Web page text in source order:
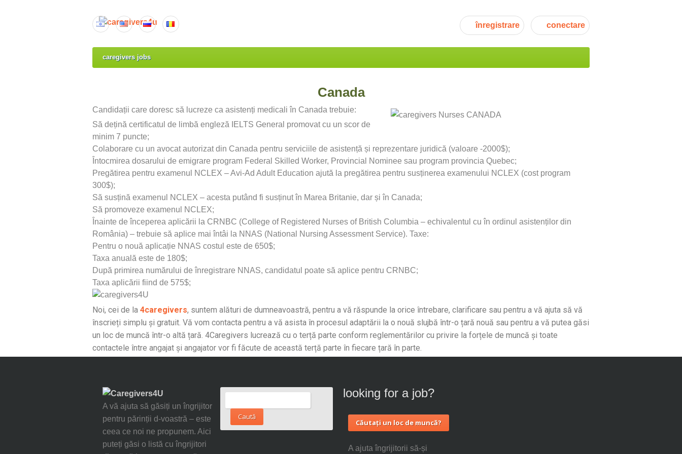
înregistrare conectare
caregivers jobs
Canada
Candidații care doresc să lucreze ca asistenți medicali în Canada trebuie:
Să dețină certificatul de limbă engleză IELTS General promovat cu un scor de
minim 7 puncte;
Colaborare cu un avocat autorizat din Canada pentru serviciile de asistență și reprezentare juridică (valoare -2000$);
Întocmirea dosarului de emigrare program Federal Skilled Worker, Provincial Nominee sau program provincia Quebec;
Pregătirea pentru examenul NCLEX – Avi-Ad Adult Education ajută la pregătirea pentru susținerea examenului NCLEX (cost program
300$);
Să susțină examenul NCLEX – acesta putând fi susținut în Marea Britanie, dar și în Canada;
Să promoveze examenul NCLEX;
Înainte de începerea aplicării la CRNBC (College of Registered Nurses of British Columbia – echivalentul cu în ordinul asistenților din
România) – trebuie să aplice mai întâi la NNAS (National Nursing Assessment Service). Taxe:
Pentru o nouă aplicație NNAS costul este de 650$;
Taxa anuală este de 180$;
După primirea numărului de înregistrare NNAS, candidatul poate să aplice pentru CRNBC;
Taxa aplicării fiind de 575$;
Noi, cei de la 4caregivers, suntem alături de dumneavoastră, pentru a vă răspunde la orice întrebare, clarificare sau pentru a vă ajuta să vă
înscrieți simplu și gratuit. Vă vom contacta pentru a vă asista în procesul adaptării la o nouă slujbă într-o țară nouă sau pentru a vă putea găsi
un loc de muncă într-o altă țară. 4Caregivers lucrează cu o terță parte conform reglementărilor cu privire la forțele de muncă și toate
contactele între angajat și angajator vor fi făcute de această terță parte în fiecare țară în parte.
A vă ajuta să găsiți un îngrijitor
pentru părinții d-voastră – este
ceea ce noi ne propunem. Aici
puteți găsi o listă cu îngrijitori
looking for a job?
Căutați un loc de muncă?
A ajuta îngrijitorii să-și